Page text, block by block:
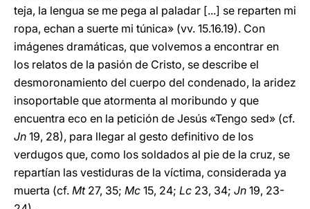
teja, la lengua se me pega al paladar [...] se reparten mi
ropa, echan a suerte mi túnica» (vv. 15.16.19). Con
imágenes dramáticas, que volvemos a encontrar en
los relatos de la pasión de Cristo, se describe el
desmoronamiento del cuerpo del condenado, la aridez
insoportable que atormenta al moribundo y que
encuentra eco en la petición de Jesús «Tengo sed» (cf.
Jn 19, 28), para llegar al gesto definitivo de los
verdugos que, como los soldados al pie de la cruz, se
repartían las vestiduras de la víctima, considerada ya
muerta (cf. Mt27, 35; Mc 15, 24; Lc 23, 34; Jn 19, 23-